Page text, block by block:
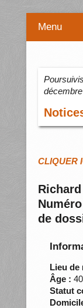
Menu
CLIQUER
de
Lieu de
Âge :
Statut